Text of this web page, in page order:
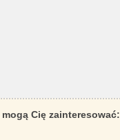
Cię zainteresować: